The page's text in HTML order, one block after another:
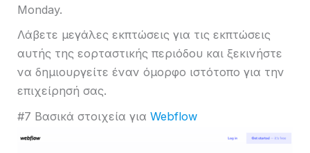
​​Monday.
Λάβετε μεγάλες εκπτώσεις για τις εκπτώσεις
αυτής της εορταστικής περιόδου και ξεκινήστε
να δημιουργείτε έναν όμορφο ιστότοπο για την
επιχείρησή σας.
#7 Βασικά στοιχεία για Webflow